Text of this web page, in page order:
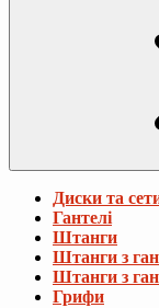
Диски та
Гантелі
Штанги
Штанги з
Штанги з
Грифи